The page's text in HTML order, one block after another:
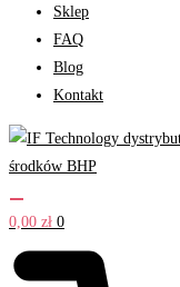
Sklep
FAQ
Blog
Kontakt
0,00 zł 0